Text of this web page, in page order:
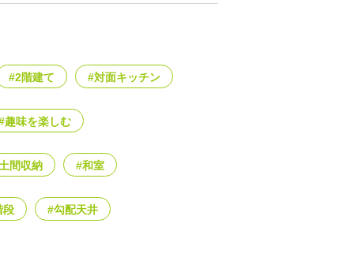
#2階建て #対面キッチン
趣味を楽しむ
間収納 #和室
段 #勾配天井